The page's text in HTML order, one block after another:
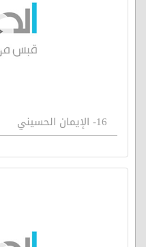
16- الإيمان الحسيني